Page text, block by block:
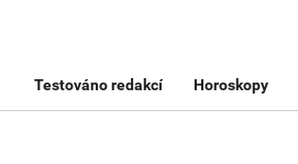
ŽENY
Testováno redakcí Horoskopy